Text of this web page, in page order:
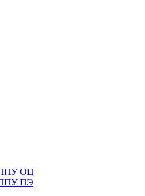
ППУ ОЦ
ППУ ПЭ